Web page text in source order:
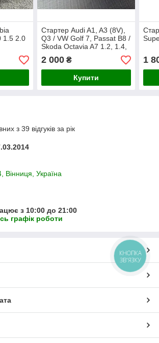
1.5 2.0
Стартер Audi A1, A3 (8V),
Q3 / VW Golf 7, Passat B8 /
Skoda Octavia A7 1.2, 1.4,
1.8 TFSI (Valeo TS12ER22,
VAG 0AM911023K)
2 000₴
Купити
1
з 39 відгуків за рік
Вінниця, Україна
з 10:00 до 21:00
графік роботи
КНОПКА
ЗВ'ЯЗКУ